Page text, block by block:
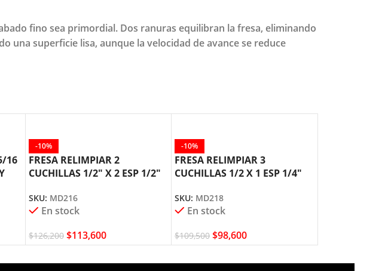
fino sea primordial. Dos ranuras equilibran la fresa, eliminando
una superficie lisa, aunque la velocidad de avance se reduce
16
-10%
FRESA RELIMPIAR 2
CUCHILLAS 1/2″ X 2 ESP 1/2″
SKU: MD216
En stock
$126,200 $113,600
-10%
FRESA RELIMPIAR 3
CUCHILLAS 1/2 X 1 ESP 1/4″
SKU: MD218
En stock
$109,500 $98,600